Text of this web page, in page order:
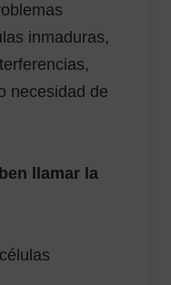
inmaduras,
necesidad de
llamar la